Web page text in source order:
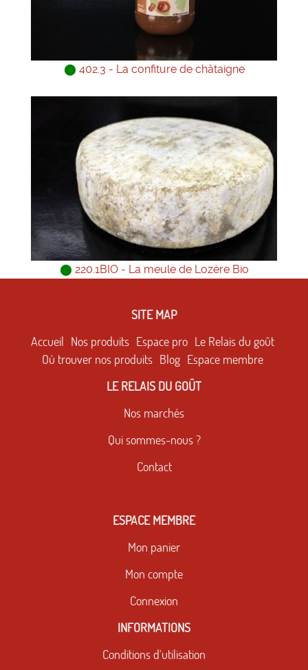
⬤ 402.3 - La confiture de châtaigne
⬤ 220.1BIO - La meule de Lozère Bio
SITE MAP
Accueil Nos produits Espace pro Le Relais du goût
Où trouver nos produits Blog Espace membre
LE RELAIS DU GOÛT
Nos marchés
Qui sommes-nous ?
Contact
ESPACE MEMBRE
Mon panier
Mon compte
Connexion
INFORMATIONS
Conditions d'utilisation